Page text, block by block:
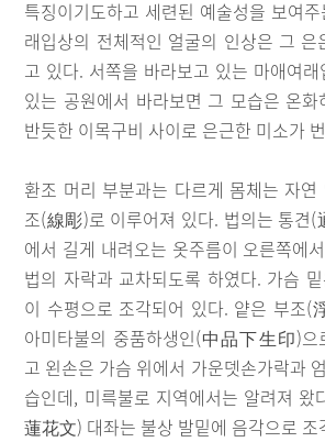
특징이기도하고 세련된 예술성을 보여
래입상의 전체적인 얼굴의 인상은 그
고 있다. 서쪽을 바라보고 있는 마애여
있는 공원에서 바라보면 그 모습은 온
반듯한 이목구비 사이로 은근한 미소가
환조 머리 부분과는 다르게 몸체는 자
조(線彫)로 이루어져 있다. 법의는 통견(
에서 길게 내려오는 옷주름이 오른쪽에
법의 자락과 교차되도록 하였다. 가슴
이 수평으로 조각되어 있다. 얕은 부조(
아미타불의 중품하생인(中品下生印)으
고 왼손은 가슴 위에서 가운뎃손가락과
습인데, 미륵불로 지역에서는 알려져
蓮花文) 대좌는 불상 발밑에 음각으로 조